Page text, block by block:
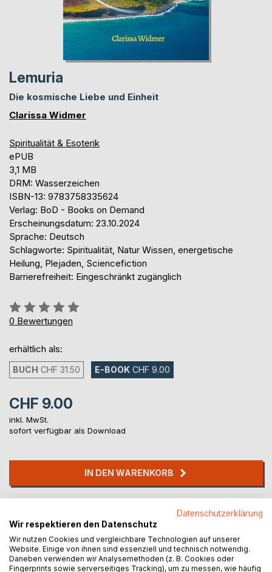
Lemuria
Die kosmische Liebe und Einheit
Clarissa Widmer
Spiritualität & Esoterik
ePUB
3,1 MB
DRM: Wasserzeichen
ISBN-13: 9783758335624
Verlag: BoD - Books on Demand
Erscheinungsdatum: 23.10.2024
Sprache: Deutsch
Schlagworte: Spiritualität, Natur Wissen, energetische
Heilung, Plejaden, Sciencefiction
Barrierefreiheit: Eingeschränkt zugänglich
Bewertung::
0%
0 Bewertungen
erhältlich als:
BUCH CHF 31.50 E-BOOK CHF 9.00
CHF 9.00
inkl. MwSt.
sofort verfügbar als Download
IN DEN WARENKORB
Titel bewerten
Datenschutzerklärung
Wir respektieren den Datenschutz
Wir nutzen Cookies und vergleichbare Technologien auf unserer
Website. Einige von ihnen sind essenziell und technisch notwendig.
Daneben verwenden wir Analysemethoden (z. B. Cookies oder
Fingerprints sowie serverseitiges Tracking), um zu messen, wie häufig